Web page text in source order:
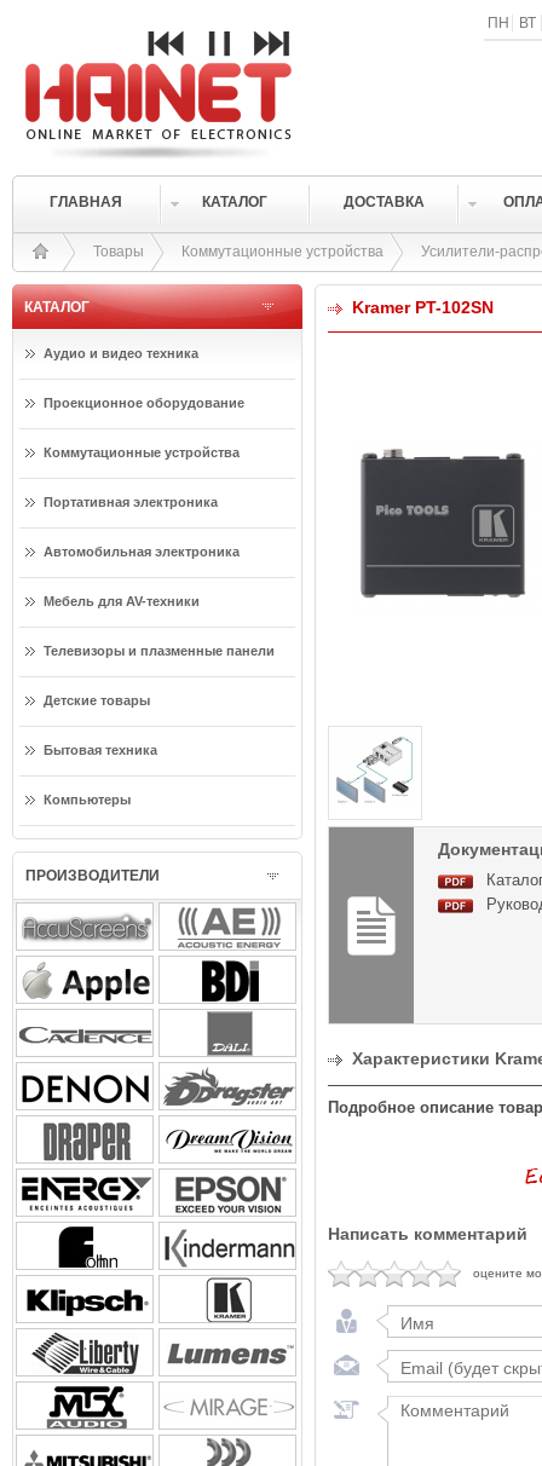
ПН ВТ
ГЛАВНАЯ КАТАЛОГ ДОСТАВКА
Товары Коммутационные устройства Усилители-
КАТАЛОГ
Аудио и видео техника
Проекционное оборудование
Коммутационные устройства
Портативная электроника
Автомобильная электроника
Мебель для AV-техники
Телевизоры и плазменные панели
Детские товары
Бытовая техника
Компьютеры
ПРОИЗВОДИТЕЛИ
Kramer PT-102SN
Характеристики
Подробное описание
Написать комментарий
оцените